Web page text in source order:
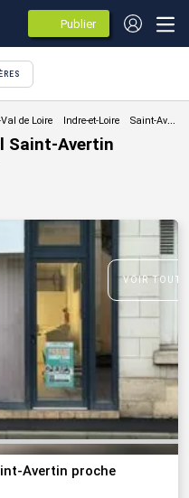
Publier
des
annonces
Saint-Avertin
VOIR
Avertin proche